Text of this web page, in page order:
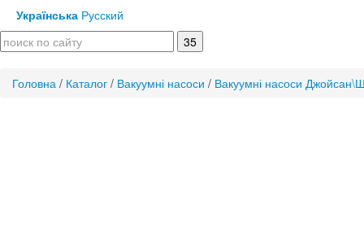
Українська Русский
Головна / Каталог / Вакуумні насоси / Вакуумні насоси